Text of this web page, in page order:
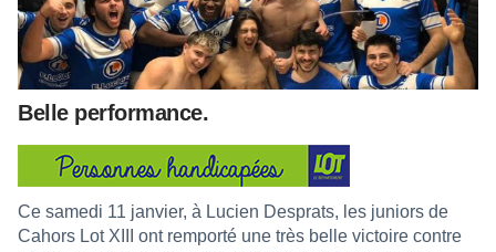
Belle performance.
Ce samedi 11 janvier, à Lucien Desprats, les juniors de
Cahors Lot XIII ont remporté une très belle victoire contre